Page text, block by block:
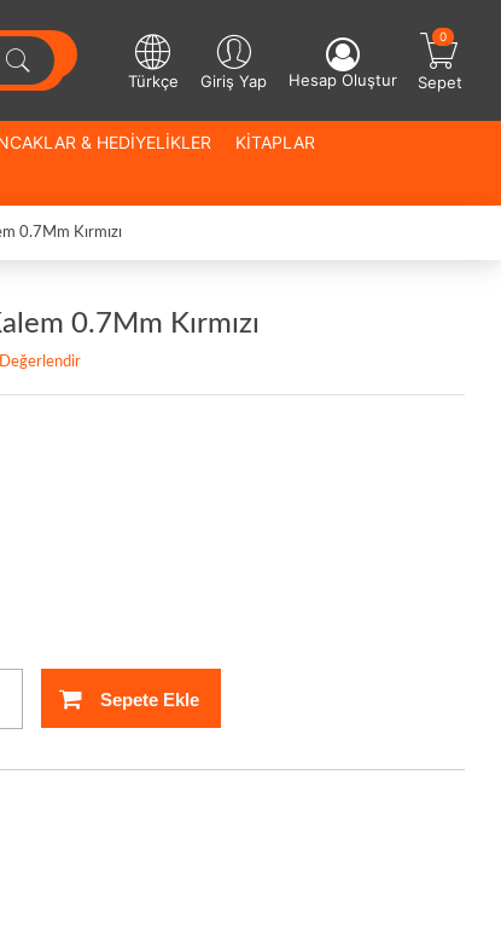
Sepet
0
Türkçe Giriş Yap Hesap Oluştur
& HEDİYELİKLER KİTAPLAR
0.7Mm Kırmızı
0.7Mm Kırmızı
Değerlendir
Sepete Ekle